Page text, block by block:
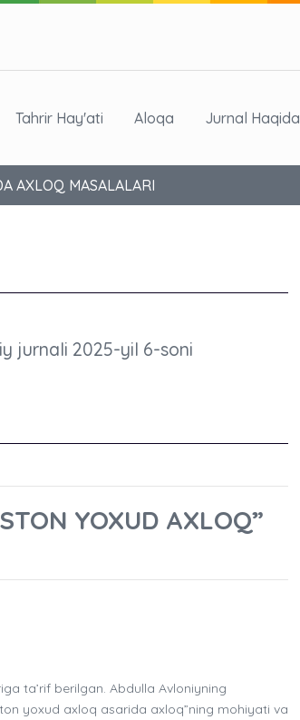
Tahrir Hay'ati Aloqa Jurnal Haqida
AXLOQ MASALALARI
jurnali 2025-yil 6-soni
YOXUD AXLOQ”
ta’rif berilgan. Abdulla Avloniyning
yoxud axloq asarida axloq”ning mohiyati va